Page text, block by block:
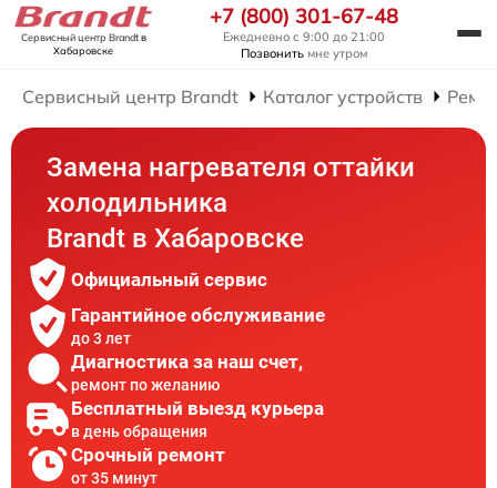
Сервисный центр Brandtв
Хабаровске
+7 (800) 301-67-48
Ежедневно с 9:00 до 21:00
Позвонить мне утром
Сервисный центр Brandt Каталог устройств
Замена нагревателя оттайки
холодильника
Brandt в Хабаровске
Официальный сервис
Гарантийное обслуживание
до 3 лет
Диагностика за наш счет,
ремонт по желанию
Бесплатный выезд курьера
в день обращения
Срочный ремонт
от 35 минут